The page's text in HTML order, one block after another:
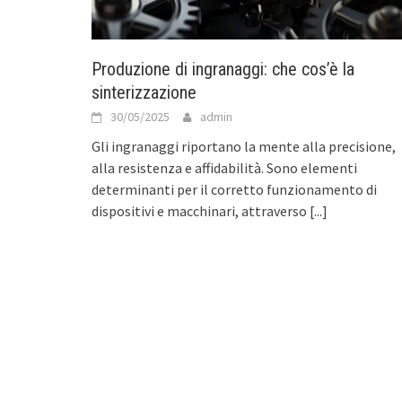
Produzione di ingranaggi: che cos’è la
sinterizzazione
30/05/2025 admin
Gli ingranaggi riportano la mente alla precisione,
alla resistenza e affidabilità. Sono elementi
determinanti per il corretto funzionamento di
dispositivi e macchinari, attraverso [...]